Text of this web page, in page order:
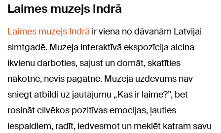
Laimes muzejs Indrā
Laimes muzejs Indrā ir viena no dāvanām Latvijai
simtgadē. Muzeja interaktīvā ekspozīcija aicina
ikvienu darboties, sajust un domāt, skatīties
nākotnē, nevis pagātnē. Muzeja uzdevums nav
sniegt atbildi uz jautājumu „Kas ir laime?”, bet
rosināt cilvēkos pozitīvas emocijas, ļauties
iespaidiem, radīt, iedvesmot un meklēt katram savu